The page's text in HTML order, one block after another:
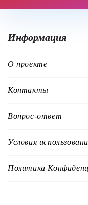
Информация
О проекте
Контакты
Вопрос-ответ
Условия
Политика